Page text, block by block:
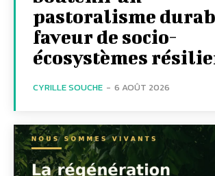
pastoralisme
faveur de socio-
écosystèmes
CYRILLE SOUCHE - 6 AOÛT 2026